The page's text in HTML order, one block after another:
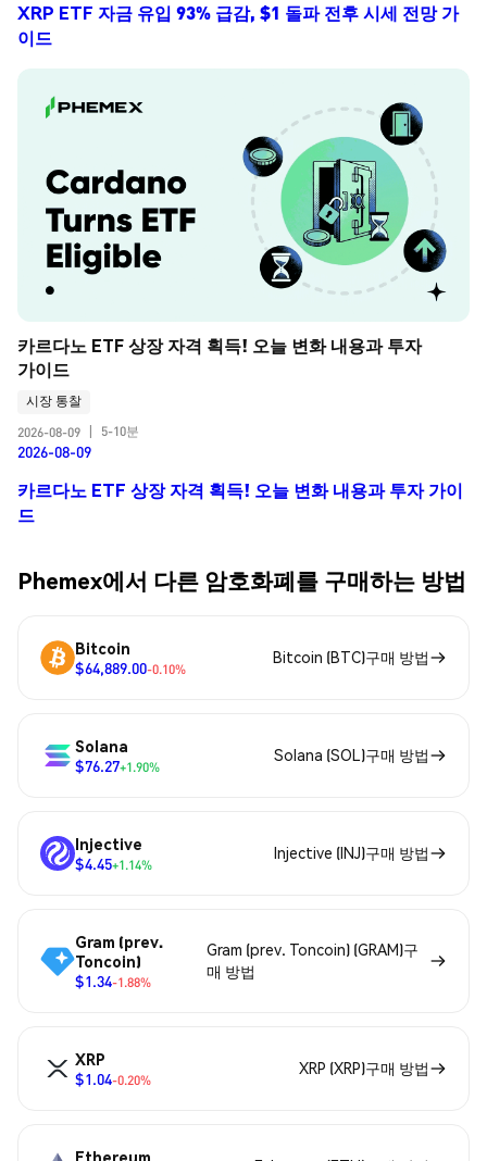
XRP ETF 자금 유입 93% 급감, $1 돌파 전후 시세 전망 가
이드
카르다노 ETF 상장 자격 획득! 오늘 변화 내용과 투자
가이드
시장 통찰
2026-08-09
5-10분
2026-08-09
카르다노 ETF 상장 자격 획득! 오늘 변화 내용과 투자 가이
드
Phemex에서 다른 암호화폐를 구매하는 방법
Bitcoin
$64,889.00-0.10%
Bitcoin (BTC)구매 방법
Solana
$76.27+1.90%
Solana (SOL)구매 방법
Injective
$4.45+1.14%
Injective (INJ)구매 방법
Gram (prev.
Toncoin)
$1.34-1.88%
Gram (prev. Toncoin) (GRAM)구
매 방법
XRP
$1.04-0.20%
XRP (XRP)구매 방법
Ethereum